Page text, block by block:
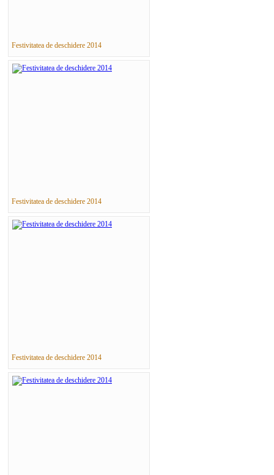
Festivitatea de deschidere 2014
Festivitatea de deschidere 2014
Festivitatea de deschidere 2014